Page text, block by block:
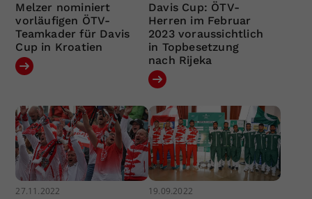
Melzer nominiert
vorläufigen ÖTV-
Teamkader für Davis
Cup in Kroatien
Davis Cup: ÖTV-
Herren im Februar
2023 voraussichtlich
in Topbesetzung
nach Rijeka
27.11.2022 19.09.2022